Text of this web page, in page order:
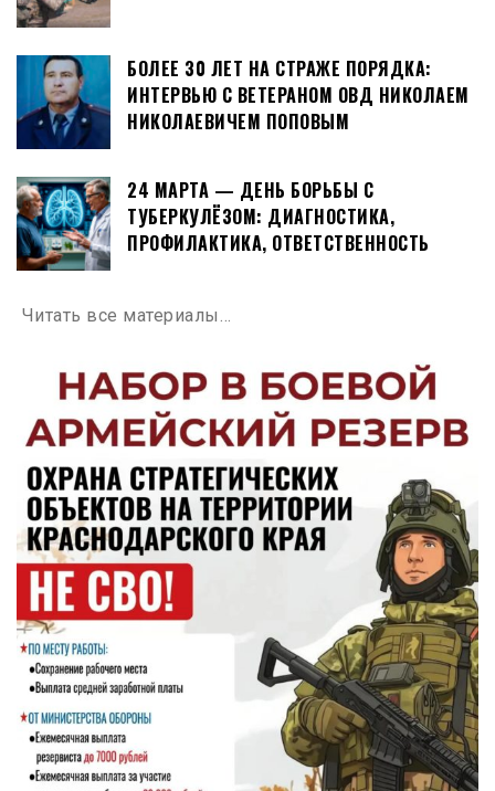
БОЛЕЕ 30 ЛЕТ НА СТРАЖЕ ПОРЯДКА:
ИНТЕРВЬЮ С ВЕТЕРАНОМ ОВД НИКОЛАЕМ
НИКОЛАЕВИЧЕМ ПОПОВЫМ
24 МАРТА — ДЕНЬ БОРЬБЫ С
ТУБЕРКУЛЁЗОМ: ДИАГНОСТИКА,
ПРОФИЛАКТИКА, ОТВЕТСТВЕННОСТЬ
Читать все материалы…